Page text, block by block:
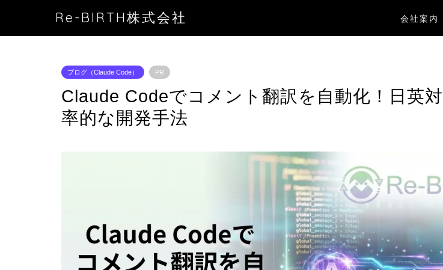
Re-BIRTH株式会社 会社案内
ブログ（Claude Code） PR
Claude Codeでコメント翻訳を自動化！日英
率的な開発手法